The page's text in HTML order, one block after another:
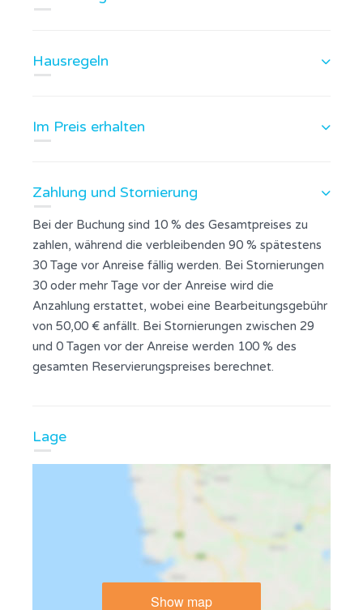
Hausregeln
Im Preis erhalten
Zahlung und Stornierung
Bei der Buchung sind 10 % des Gesamtpreises zu
zahlen, während die verbleibenden 90 % spätestens
30 Tage vor Anreise fällig werden. Bei Stornierungen
30 oder mehr Tage vor der Anreise wird die
Anzahlung erstattet, wobei eine Bearbeitungsgebühr
von 50,00 € anfällt. Bei Stornierungen zwischen 29
und 0 Tagen vor der Anreise werden 100 % des
gesamten Reservierungspreises berechnet.
Lage
Show map